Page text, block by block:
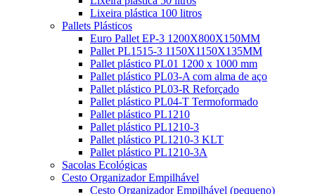
Lixeira plástica 100 litros
Pallets Plásticos
Euro Pallet EP-3 1200X800X150MM
Pallet PL1515-3 1150X1150X135MM
Pallet plástico PL01 1200 x 1000 mm
Pallet plástico PL03-A com alma de aço
Pallet plástico PL03-R Reforçado
Pallet plástico PL04-T Termoformado
Pallet plástico PL1210
Pallet plástico PL1210-3
Pallet plástico PL1210-3 KLT
Pallet plástico PL1210-3A
Sacolas Ecológicas
Cesto Organizador Empilhável
Cesto Organizador Empilhável (pequeno)